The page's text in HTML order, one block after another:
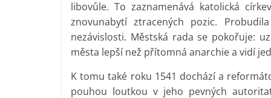
libovůle. To zaznamenává katolická
znovunabytí ztracených pozic.
nezávislosti. Městská rada se pokořuje:
města lepší než přítomná anarchie a vidí
K tomu také roku 1541 dochází a
pouhou loutkou v jeho pevných